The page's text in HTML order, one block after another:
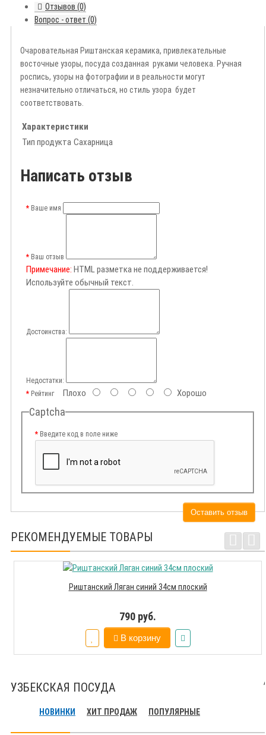
Отзывов (0)
Вопрос - ответ (0)
Очаровательная Риштанская керамика, привлекательные
восточные узоры, посуда созданная руками человека. Ручная
роспись, узоры на фотографии и в реальности могут
незначительно отличаться, но стиль узора будет
соответствовать.
Характеристики
Тип продукта Сахарница
Написать отзыв
Ваше имя
Ваш отзыв
Примечание: HTML разметка не поддерживается!
Используйте обычный текст.
Достоинства:
Недостатки:
РейтингПлохо Хорошо
Captcha
Введите код в поле ниже
Оставить отзыв
РЕКОМЕНДУЕМЫЕ ТОВАРЫ
Риштанский Ляган синий 34см плоский
790 руб.
В корзину
УЗБЕКСКАЯ ПОСУДА
НОВИНКИ ХИТ ПРОДАЖ ПОПУЛЯРНЫЕ